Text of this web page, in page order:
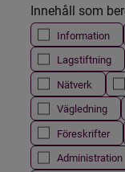
Innehåll som
Information
Lagstiftning
Nätverk
Vägledning
Föreskrifter
Administration